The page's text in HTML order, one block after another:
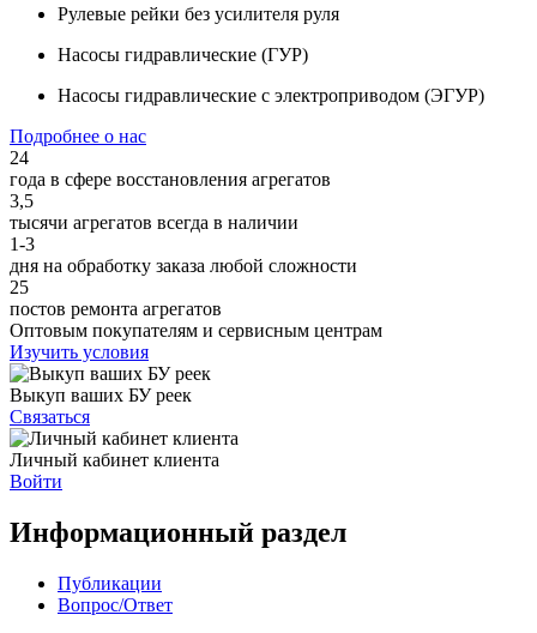
Рулевые рейки без усилителя руля
Насосы гидравлические (ГУР)
Насосы гидравлические с электроприводом (ЭГУР)
Подробнее о нас
24
года в сфере восстановления агрегатов
3,5
тысячи агрегатов всегда в наличии
1-3
дня на обработку заказа любой сложности
25
постов ремонта агрегатов
Оптовым покупателям и сервисным центрам
Изучить условия
Выкуп ваших БУ реек
Связаться
Личный кабинет клиента
Войти
Информационный раздел
Публикации
Вопрос/Ответ